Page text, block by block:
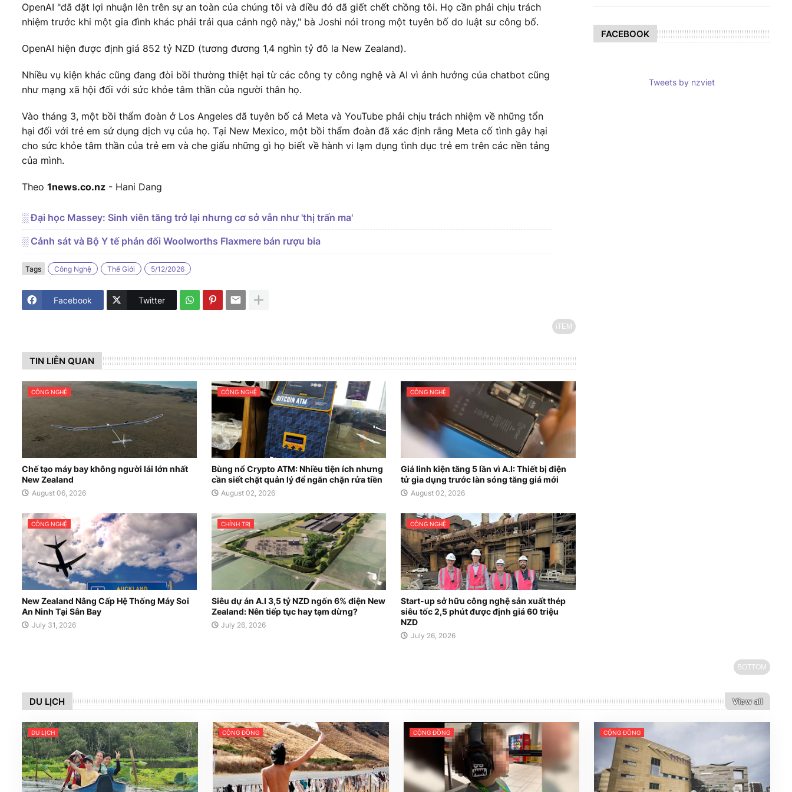
OpenAI "đã đặt lợi nhuận lên trên sự an toàn của chúng tôi và điều đó đã giết chết chồng tôi. Họ cần phải chịu trách
nhiệm trước khi một gia đình khác phải trải qua cảnh ngộ này," bà Joshi nói trong một tuyên bố do luật sư công bố.
OpenAI hiện được định giá 852 tỷ NZD (tương đương 1,4 nghìn tỷ đô la New Zealand).
Nhiều vụ kiện khác cũng đang đòi bồi thường thiệt hại từ các công ty công nghệ và AI vì ảnh hưởng của chatbot cũng
như mạng xã hội đối với sức khỏe tâm thần của người thân họ.
Vào tháng 3, một bồi thẩm đoàn ở Los Angeles đã tuyên bố cả Meta và YouTube phải chịu trách nhiệm về những tổn
hại đối với trẻ em sử dụng dịch vụ của họ. Tại New Mexico, một bồi thẩm đoàn đã xác định rằng Meta cố tình gây hại
cho sức khỏe tâm thần của trẻ em và che giấu những gì họ biết về hành vi lạm dụng tình dục trẻ em trên các nền tảng
của mình.
Theo 1news.co.nz - Hani Dang
░ Đại học Massey: Sinh viên tăng trở lại nhưng cơ sở vẫn như 'thị trấn ma'
░ Cảnh sát và Bộ Y tế phản đối Woolworths Flaxmere bán rượu bia
Tags Công Nghệ Thế Giới 5/12/2026
Facebook Twitter
iTEM
TIN LIÊN QUAN
CÔNG NGHỆ
Chế tạo máy bay không người lái lớn nhất
New Zealand
August 06, 2026
CÔNG NGHỆ
Bùng nổ Crypto ATM: Nhiều tiện ích nhưng
cần siết chặt quản lý để ngăn chặn rửa tiền
August 02, 2026
CÔNG NGHỆ
Giá linh kiện tăng 5 lần vì A.I: Thiết bị điện
tử gia dụng trước làn sóng tăng giá mới
August 02, 2026
CÔNG NGHỆ
New Zealand Nâng Cấp Hệ Thống Máy Soi
An Ninh Tại Sân Bay
July 31, 2026
CHÍNH TRỊ
Siêu dự án A.I 3,5 tỷ NZD ngốn 6% điện New
Zealand: Nên tiếp tục hay tạm dừng?
July 26, 2026
CÔNG NGHỆ
Start-up sở hữu công nghệ sản xuất thép
siêu tốc 2,5 phút được định giá 60 triệu
NZD
July 26, 2026
FACEBOOK
Tweets by nzviet
BOTTOM
DU LỊCH View all
DU LỊCH CỘNG ĐỒNG CỘNG ĐỒNG CỘNG ĐỒNG